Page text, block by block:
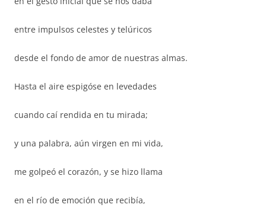
entre impulsos celestes y telúricos
desde el fondo de amor de nuestras almas.
Hasta el aire espigóse en levedades
cuando caí rendida en tu mirada;
y una palabra, aún virgen en mi vida,
me golpeó el corazón, y se hizo llama
en el río de emoción que recibía,